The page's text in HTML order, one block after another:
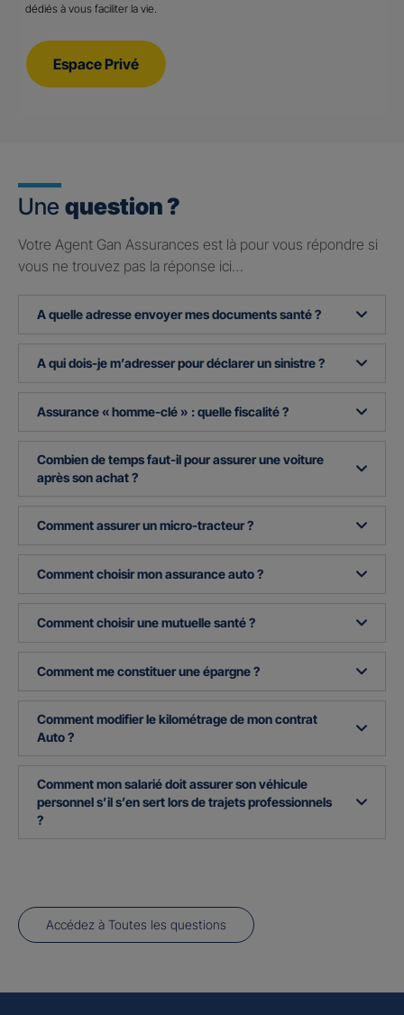
dédiés à vous faciliter la vie.
Espace Privé
Une question ?
Votre Agent Gan Assurances est là pour vous répondre si
vous ne trouvez pas la réponse ici…
A quelle adresse envoyer mes documents santé ?
A qui dois-je m’adresser pour déclarer un sinistre ?
Assurance « homme-clé » : quelle fiscalité ?
Combien de temps faut-il pour assurer une voiture
après son achat ?
Comment assurer un micro-tracteur ?
Comment choisir mon assurance auto ?
Comment choisir une mutuelle santé ?
Comment me constituer une épargne ?
Comment modifier le kilométrage de mon contrat
Auto ?
Comment mon salarié doit assurer son véhicule
personnel s’il s’en sert lors de trajets professionnels
?
Accédez à Toutes les questions